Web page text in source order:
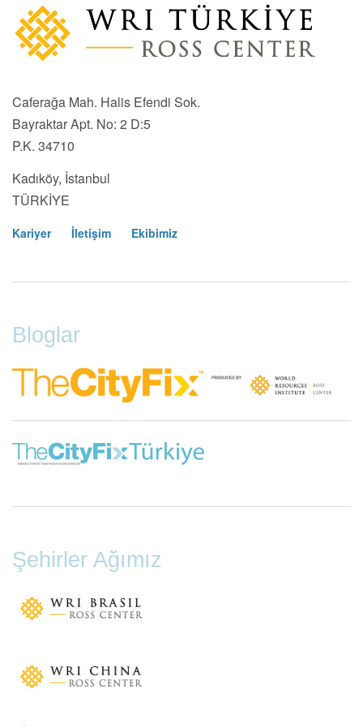
Bloglar
Şehirler Ağımız
Caferağa Mah. Halis Efendi Sok.
Bayraktar Apt. No: 2 D:5
P.K. 34710
Kadıköy, İstanbul
TÜRKİYE
Kariyer İletişim Ekibimiz